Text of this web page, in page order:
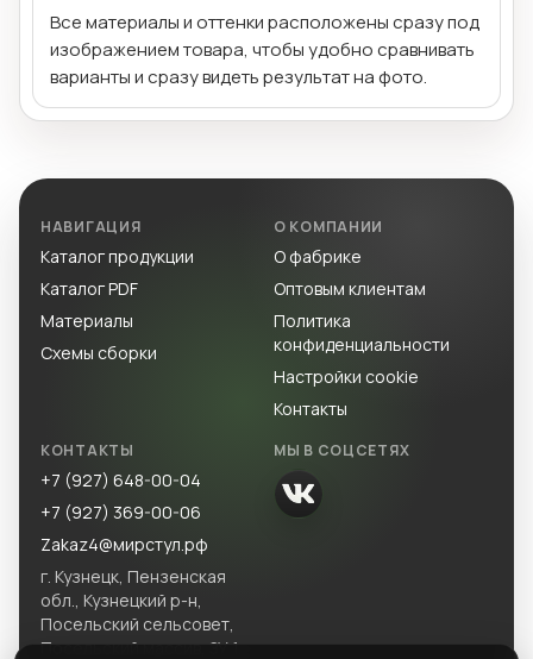
Все материалы и оттенки расположены сразу под
изображением товара, чтобы удобно сравнивать
варианты и сразу видеть результат на фото.
НАВИГАЦИЯ
Каталог продукции
Каталог PDF
Материалы
Схемы сборки
О КОМПАНИИ
О фабрике
Оптовым клиентам
Политика
конфиденциальности
Настройки cookie
Контакты
КОНТАКТЫ
+7 (927) 648-00-04
+7 (927) 369-00-06
Zakaz4@мирстул.рф
г. Кузнецк, Пензенская
обл., Кузнецкий р-н,
Посельский сельсовет,
Посельский массив, ЗУ 1.
МЫ В СОЦСЕТЯХ